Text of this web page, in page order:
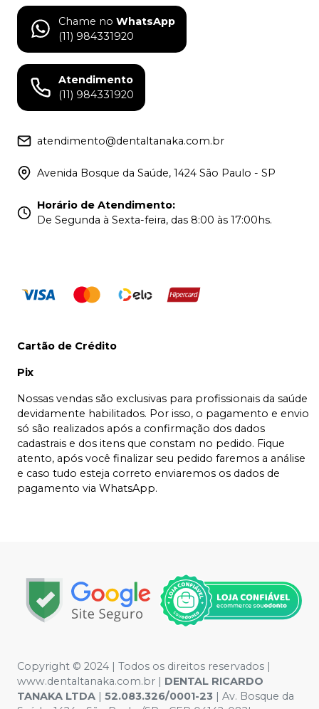
Chame no WhatsApp
(11) 984331920
Atendimento
(11) 984331920
atendimento@dentaltanaka.com.br
Avenida Bosque da Saúde, 1424 São Paulo - SP
Horário de Atendimento:
De Segunda à Sexta-feira, das 8:00 às 17:00hs.
Cartão de Crédito
Pix
Nossas vendas são exclusivas para profissionais da saúde
devidamente habilitados. Por isso, o pagamento e envio
só são realizados após a confirmação dos dados
cadastrais e dos itens que constam no pedido. Fique
atento, após você finalizar seu pedido faremos a análise
e caso tudo esteja correto enviaremos os dados de
pagamento via WhatsApp.
Copyright © 2024 | Todos os direitos reservados |
www.dentaltanaka.com.br | DENTAL RICARDO
TANAKA LTDA | 52.083.326/0001-23 | Av. Bosque da